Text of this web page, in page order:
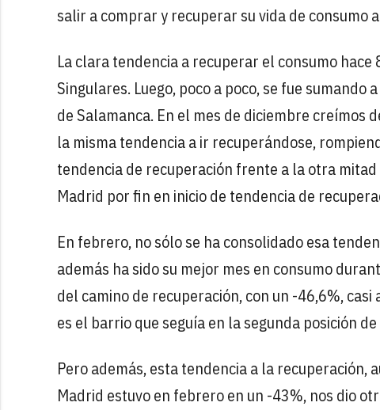
salir a comprar y recuperar su vida de consumo
La clara tendencia a recuperar el consumo
Singulares. Luego, poco a poco, se fue
de Salamanca. En el mes de diciembre creímos
la misma tendencia a ir recuperándose,
tendencia de recuperación frente a la otra
Madrid por fin en inicio de tendencia de
En febrero, no sólo se ha consolidado esa
además ha sido su mejor mes en consumo
del camino de recuperación, con un -46,6%,
es el barrio que seguía en la segunda posición
Pero además, esta tendencia a la recuperación,
Madrid estuvo en febrero en un -43%, nos dio